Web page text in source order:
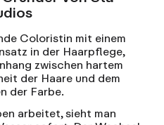
Coloristin mit einem
in der Haarpflege,
zwischen hartem
der Haare und dem
der Farbe.
arbeitet, sieht man